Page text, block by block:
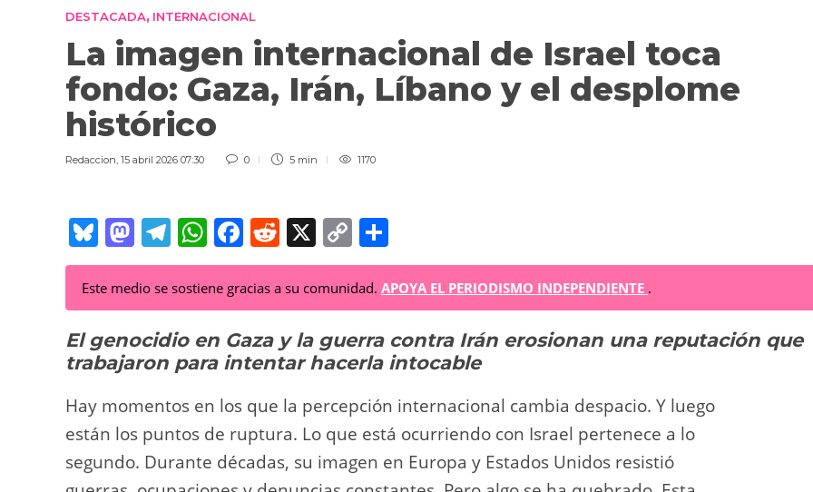
DESTACADA, INTERNACIONAL
La imagen internacional de Israel toca
fondo: Gaza, Irán, Líbano y el desplome
histórico
Redaccion, 15 abril 2026 07:30 0 5 min 1170
Bl
u
e
sk
y
M
a
st
o
d
o
n
T
el
e
gr
a
m
W
h
at
s
A
p
p
F
a
c
e
b
o
o
k
R
e
d
di
t
X C
o
p
y
Li
n
k
o
m
p
ar
tir
Este medio se sostiene gracias a su comunidad. APOYA EL PERIODISMO INDEPENDIENTE .
El genocidio en Gaza y la guerra contra Irán erosionan una reputación que
trabajaron para intentar hacerla intocable
Hay momentos en los que la percepción internacional cambia despacio. Y luego
están los puntos de ruptura. Lo que está ocurriendo con Israel pertenece a lo
segundo. Durante décadas, su imagen en Europa y Estados Unidos resistió